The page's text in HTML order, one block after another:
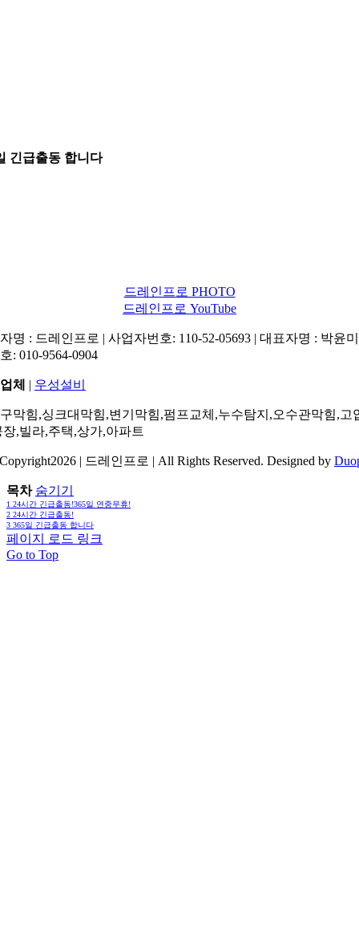
긴급출동 합니다
드레인프로 PHOTO
드레인프로 YouTube
명 : 드레인프로 | 사업자번호: 110-52-05693 | 대표자명 : 박윤
: 010-9564-0904
체 | 우성설비
막힘,싱크대막힘,변기막힘,펌프교체,누수탐지,오수관막힘,고
장,빌라,주택,상가,아파트
| 드레인프로 | All Rights Reserved. Designed by
목차 숨기기
1 24시간 긴급출동!365일 연중무휴!
2 24시간 긴급출동!
3 365일 긴급출동 합니다
페이지 로드 링크
Go to Top